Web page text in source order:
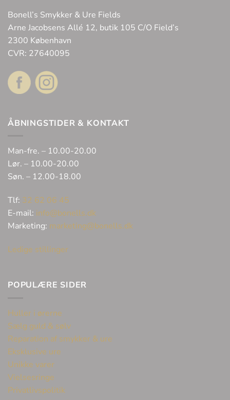
Bonell’s Smykker & Ure Fields
Arne Jacobsens Allé 12, butik 105 C/O Field’s
2300 København
CVR: 27640095
ÅBNINGSTIDER & KONTAKT
Man-fre. – 10.00-20.00
Lør. – 10.00-20.00
Søn. – 12.00-18.00
Tlf: 32 62 06 45
E-mail: info@bonells.dk
Marketing: marketing@bonells.dk
Ledige stillinger
POPULÆRE SIDER
Huller i ørerne
Sælg guld & sølv
Reparation af smykker & ure
Eksklusive ure
Unikke varer
Vielsesringe
Privatlivspolitik